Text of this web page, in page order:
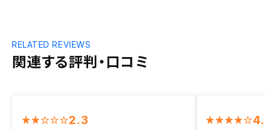
関連する評判・口コミ
RELATED REVIEWS
2.3